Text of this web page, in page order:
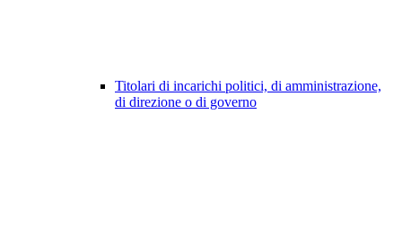
Titolari di incarichi politici, di amministrazione,
di direzione o di governo